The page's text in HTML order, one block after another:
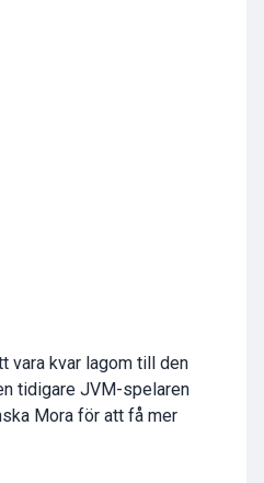
vara kvar lagom till den
tidigare JVM-spelaren
Mora för att få mer